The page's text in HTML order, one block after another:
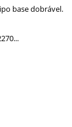
base dobrável.